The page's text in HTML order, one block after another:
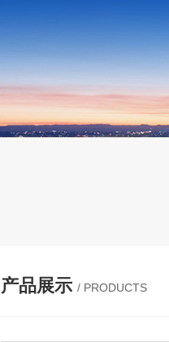
产品展示 / PRODUCTS